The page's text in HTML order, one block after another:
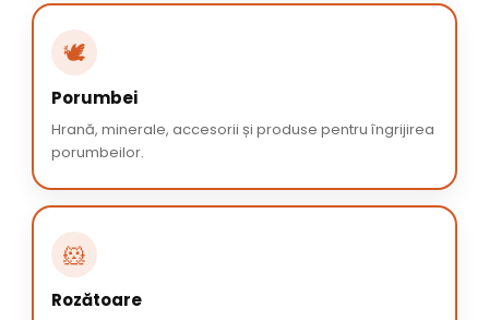
🕊️
Porumbei
Hrană, minerale, accesorii și produse pentru îngrijirea
porumbeilor.
🐹
Rozătoare